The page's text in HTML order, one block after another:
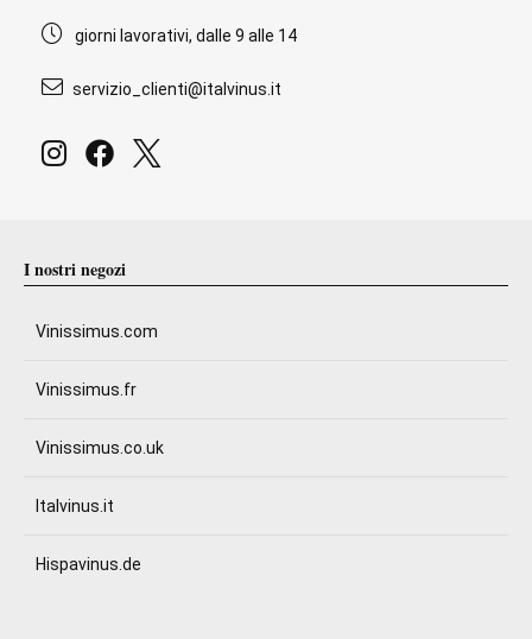
giorni lavorativi, dalle 9 alle 14
servizio_clienti@italvinus.it
I nostri negozi
Vinissimus.com
Vinissimus.fr
Vinissimus.co.uk
Italvinus.it
Hispavinus.de